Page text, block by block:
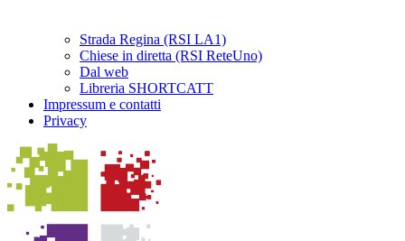
Strada Regina (RSI LA1)
Chiese in diretta (RSI ReteUno)
Dal web
Libreria SHORTCATT
Impressum e contatti
Privacy